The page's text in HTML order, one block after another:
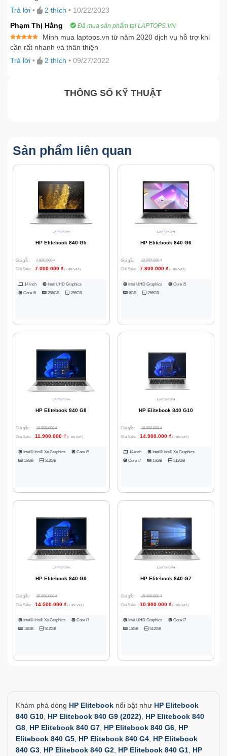
5 sao
Trả lời • 2 thích • 10/22/2023
Phạm Thị Hằng
Đã mua sản phẩm tại LAPTOPS.VN
Được xếp
hạng55
Minh mua laptops.vn từ năm 2020 dịch vụ hỗ trợ khi
cần rất nhanh và thân thiện
Trả lời • 2 thích • 09/27/2022
THÔNG SỐ KỸ THUẬT
Sản phẩm liên quan
HP Elitebook 840 G5
Giá gốc: 7.900.000₫
Giá Sale:
7.000.000 ₫ (+ 8% VAT)
14 inch
Intel UHD Graphics
Core i5
256GB 256GB
HP Elitebook 840 G6
Giá gốc: 10.000.000₫
Giá Sale:
7.800.000 ₫ (+ 8% VAT)
Intel UHD Graphics
Core i5
8GB
256GB
HP Elitebook 840 G8
Giá gốc: 18.900.000₫
Giá Sale:
11.900.000 ₫ (+ 8% VAT)
Intel® Iris® Xe Graphics
Core i5
16GB
512GB
HP Elitebook 840 G10
Giá gốc: 18.000.000₫
Giá Sale:
14.900.000 ₫ (+ 8% VAT)
14 inch
Intel® Iris® Xe Graphics
Core i7
16GB 512GB
HP Elitebook 840 G9
Giá gốc: 16.800.000₫
Giá Sale:
14.500.000 ₫ (+ 8% VAT)
Intel® Iris® Xe Graphics
Core i7
16GB
512GB
HP Elitebook 840 G7
Giá gốc: 15.400.000₫
Giá Sale:
10.900.000 ₫ (+ 8% VAT)
Intel UHD Graphics
Core i7
16GB
512GB
Khám phá dòng HP Elitebook nổi bật như HP Elitebook
840 G10 HP Elitebook 840 G9 (2022)
HP Elitebook 840
G8 HP Elitebook 840 G7 HP Elitebook 840 G6 HP
Elitebook 840 G5 HP Elitebook 840 G4 HP Elitebook
840 G3 HP Elitebook 840 G2 HP Elitebook 840 G1 HP